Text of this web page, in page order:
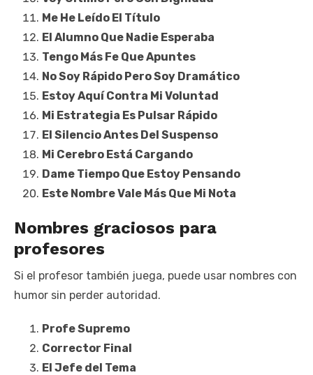
Me He Leído El Título
El Alumno Que Nadie Esperaba
Tengo Más Fe Que Apuntes
No Soy Rápido Pero Soy Dramático
Estoy Aquí Contra Mi Voluntad
Mi Estrategia Es Pulsar Rápido
El Silencio Antes Del Suspenso
Mi Cerebro Está Cargando
Dame Tiempo Que Estoy Pensando
Este Nombre Vale Más Que Mi Nota
Nombres graciosos para
profesores
Si el profesor también juega, puede usar nombres con
humor sin perder autoridad.
Profe Supremo
Corrector Final
El Jefe del Tema